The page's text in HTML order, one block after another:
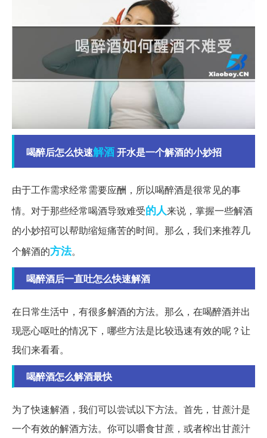
喝醉后怎么快速解酒开水是一个解酒的小妙招
由于工作需求经常需要应酬，所以喝醉酒是很常见的事
情。对于那些经常喝酒导致难受的人来说，掌握一些解酒
的小妙招可以帮助缩短痛苦的时间。那么，我们来推荐几
个解酒的方法。
喝醉酒后一直吐怎么快速解酒
在日常生活中，有很多解酒的方法。那么，在喝醉酒并出
现恶心呕吐的情况下，哪些方法是比较迅速有效的呢？让
我们来看看。
喝醉酒怎么解酒最快
为了快速解酒，我们可以尝试以下方法。首先，甘蔗汁是
一个有效的解酒方法。你可以嚼食甘蔗，或者榨出甘蔗汁